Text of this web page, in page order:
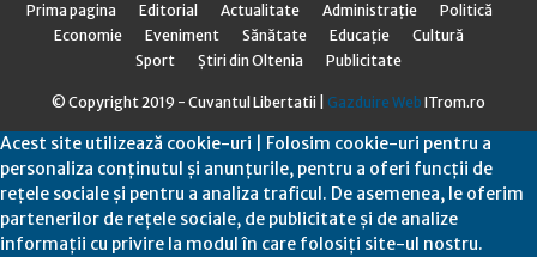
Prima pagina Editorial Actualitate Administraţie
Politică
Economie
Eveniment Sănătate Educaţie
Cultură
Sport
Știri din Oltenia Publicitate
© Copyright 2019 - Cuvantul Libertatii | Gazduire Web ITrom.ro
Acest site utilizează cookie-uri | Folosim cookie-uri pentru a
personaliza conținutul și anunțurile, pentru a oferi funcții de
rețele sociale și pentru a analiza traficul. De asemenea, le oferim
partenerilor de rețele sociale, de publicitate și de analize
informații cu privire la modul în care folosiți site-ul nostru.